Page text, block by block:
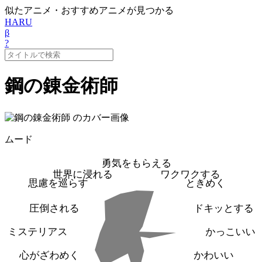
似たアニメ・おすすめアニメが見つかる
HARU
β
?
鋼の錬金術師
ムード
勇気をもらえる
ワクワクする
ときめく
ドキッとする
かっこいい
かわいい
心がざわめく
ミステリアス
圧倒される
思慮を巡らす
世界に浸れる